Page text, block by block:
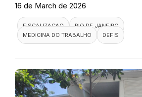
16 de March de 2026
FISCALIZACAO
RIO DE JANEIRO
MEDICINA DO TRABALHO
DEFIS